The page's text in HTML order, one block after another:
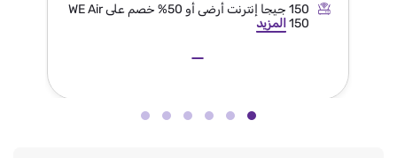
150 جيجا إنترنت أرضى أو 50% خصم على WE Air
150 المزيد